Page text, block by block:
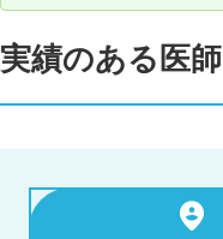
実績のある医師